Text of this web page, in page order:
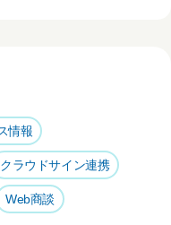
情報
クラウドサイン連携
Web商談